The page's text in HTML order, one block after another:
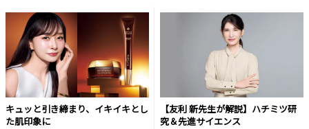
キュッと引き締まり、イキイキとし
た肌印象に
【友利 新先生が解説】ハチミツ研
究＆先進サイエンス